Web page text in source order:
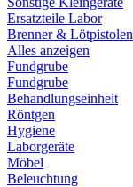
Ersatzteile Labor
Brenner & Lötpistolen
Alles anzeigen
Fundgrube
Fundgrube
Behandlungseinheit
Röntgen
Hygiene
Laborgeräte
Möbel
Beleuchtung